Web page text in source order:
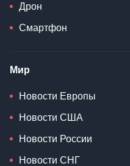
Дрон
Смартфон
Мир
Новости Европы
Новости США
Новости России
Новости СНГ